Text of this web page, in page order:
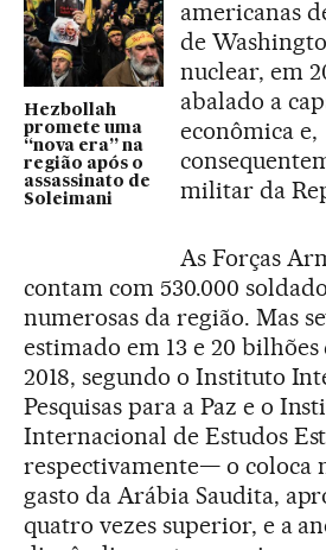
Hezbollah
promete uma
“nova era” na
região após o
assassinato de
Soleimani
americanas
de
nuclear, em
abalado a
econômica e,
militar da
As Forças
contam com 530.000
numerosas da região. Mas
estimado em 13 e 20
2018, segundo o Instituto
Pesquisas para a Paz e o
Internacional de Estudos
respectivamente— o coloca
gasto da Arábia Saudita,
quatro vezes superior, e a